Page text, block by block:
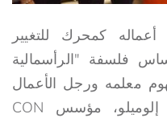
كمحرك للتغيير
فلسفة "الرأسمالية
معلمه ورجل الأعمال
والمستثمر الشهير توني أو. إلوميلو، مؤسس CON